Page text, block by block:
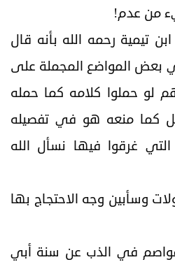
من عدم!
تيمية رحمه الله بأنه قال
بعض المواضع المجملة على
لو حملوا كلامه كما حمله
كما منعه هو في تفصيله
غرقوا فيها نسأل الله
وسأبين وجه الاحتجاج بها
في الذب عن سنة أبي